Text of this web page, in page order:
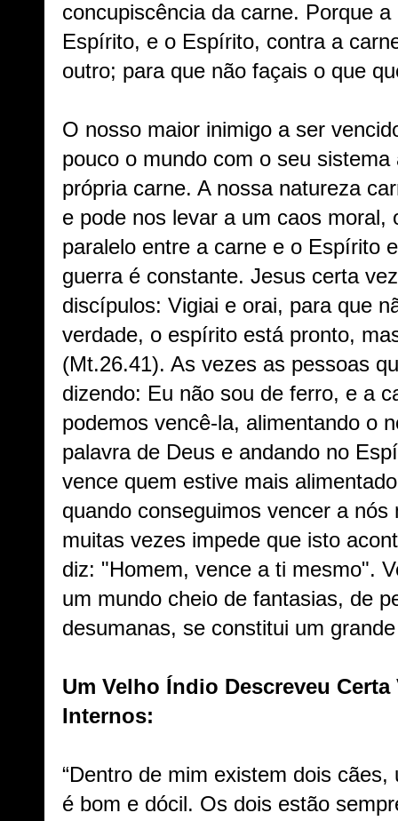
concupiscência da carne. Porque
Espírito, e o Espírito, contra a
outro; para que não façais o que
O nosso maior inimigo a ser
pouco o mundo com o seu
própria carne. A nossa natureza
e pode nos levar a um caos moral,
paralelo entre a carne e o Espírito
guerra é constante. Jesus certa
discípulos: Vigiai e orai, para que
verdade, o espírito está pronto,
(Mt.26.41). As vezes as pessoas
dizendo: Eu não sou de ferro, e a
podemos vencê-la, alimentando o
palavra de Deus e andando no
vence quem estive mais
quando conseguimos vencer a
muitas vezes impede que isto
diz: "Homem, vence a ti mesmo".
um mundo cheio de fantasias, de
desumanas, se constitui um
Um Velho Índio Descreveu
Internos:
“Dentro de mim existem dois
é bom e dócil. Os dois estão